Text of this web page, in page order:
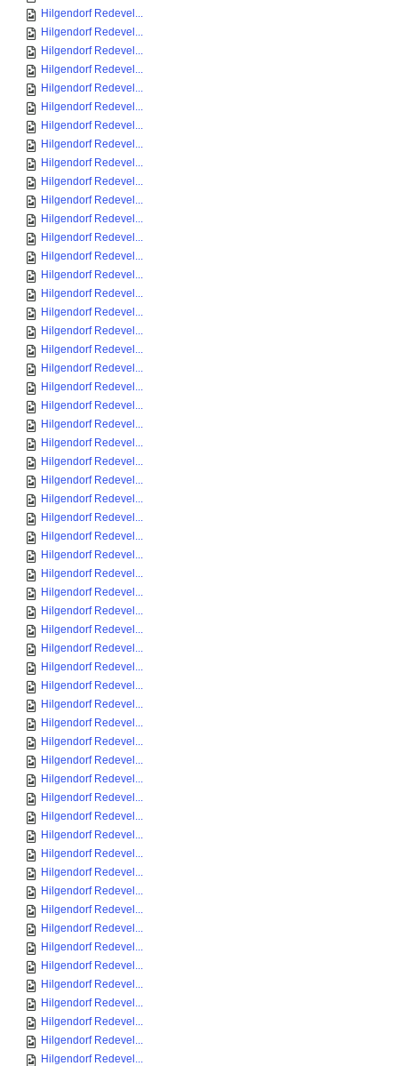
Hilgendorf Redevel...
Hilgendorf Redevel...
Hilgendorf Redevel...
Hilgendorf Redevel...
Hilgendorf Redevel...
Hilgendorf Redevel...
Hilgendorf Redevel...
Hilgendorf Redevel...
Hilgendorf Redevel...
Hilgendorf Redevel...
Hilgendorf Redevel...
Hilgendorf Redevel...
Hilgendorf Redevel...
Hilgendorf Redevel...
Hilgendorf Redevel...
Hilgendorf Redevel...
Hilgendorf Redevel...
Hilgendorf Redevel...
Hilgendorf Redevel...
Hilgendorf Redevel...
Hilgendorf Redevel...
Hilgendorf Redevel...
Hilgendorf Redevel...
Hilgendorf Redevel...
Hilgendorf Redevel...
Hilgendorf Redevel...
Hilgendorf Redevel...
Hilgendorf Redevel...
Hilgendorf Redevel...
Hilgendorf Redevel...
Hilgendorf Redevel...
Hilgendorf Redevel...
Hilgendorf Redevel...
Hilgendorf Redevel...
Hilgendorf Redevel...
Hilgendorf Redevel...
Hilgendorf Redevel...
Hilgendorf Redevel...
Hilgendorf Redevel...
Hilgendorf Redevel...
Hilgendorf Redevel...
Hilgendorf Redevel...
Hilgendorf Redevel...
Hilgendorf Redevel...
Hilgendorf Redevel...
Hilgendorf Redevel...
Hilgendorf Redevel...
Hilgendorf Redevel...
Hilgendorf Redevel...
Hilgendorf Redevel...
Hilgendorf Redevel...
Hilgendorf Redevel...
Hilgendorf Redevel...
Hilgendorf Redevel...
Hilgendorf Redevel...
Hilgendorf Redevel...
Hilgendorf Redevel...